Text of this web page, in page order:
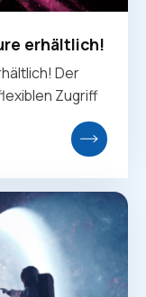
erhältlich!
Der
Zugriff